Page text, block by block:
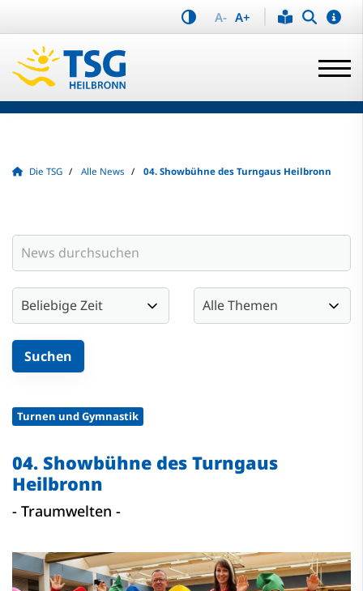
A- A+
Die TSG Alle News 04. Showbühne des Turngaus Heilbronn
Turnen und Gymnastik
04. Showbühne des Turngaus
Heilbronn
- Traumwelten -